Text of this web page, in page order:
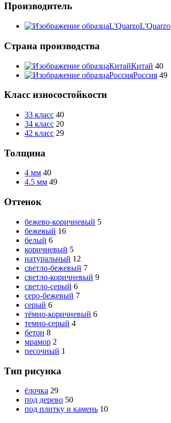
Производитель
L'QuarzoL'Quarzo
Страна производства
КитайКитай 40
РоссияРоссия 49
Класс износостойкости
33 класс 40
34 класс 20
42 класс 29
Толщина
4 мм 40
4.5 мм 49
Оттенок
бежево-коричневый 5
бежевый 16
белый 6
коричневый 5
натуральный 12
светло-бежевый 7
светло-коричневый 9
светло-серый 6
серо-бежевый 7
серый 6
тёмно-коричневый 6
темно-серый 4
бетон 8
мрамор 2
песочный 1
Тип рисунка
ёлочка 29
под дерево 50
под плитку и камень 10